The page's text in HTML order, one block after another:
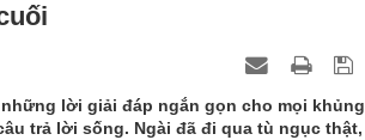
lời giải đáp ngắn gọn cho mọi khủng
trả lời sống. Ngài đã đi qua tù ngục thật,